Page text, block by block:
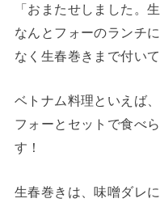
「おまたせしました。
なんとフォーのランチ
なく生春巻きまで付いて
ベトナム料理といえば
フォーとセットで食べ
す！
生春巻きは、味噌ダレ